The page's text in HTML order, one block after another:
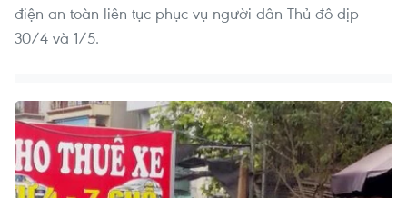
điện an toàn liên tục phục vụ người dân Thủ đô dịp
30/4 và 1/5.